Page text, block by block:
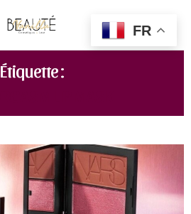
Étiquette :
FR